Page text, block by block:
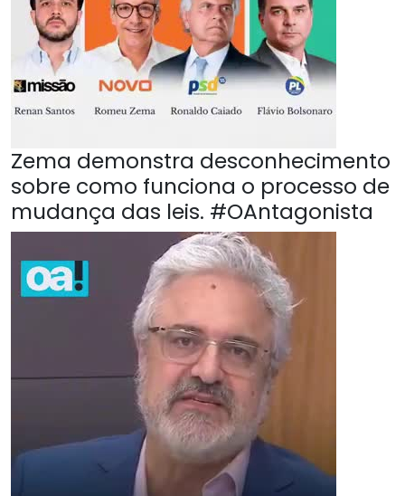
Zema demonstra desconhecimento
sobre como funciona o processo de
mudança das leis. #OAntagonista